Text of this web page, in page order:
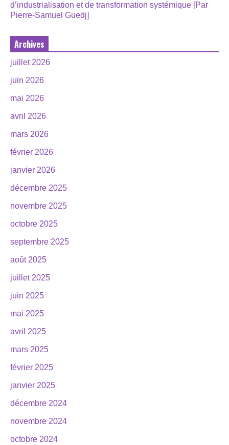
d’industrialisation et de transformation systémique [Par
Pierre-Samuel Guedj]
Archives
juillet 2026
juin 2026
mai 2026
avril 2026
mars 2026
février 2026
janvier 2026
décembre 2025
novembre 2025
octobre 2025
septembre 2025
août 2025
juillet 2025
juin 2025
mai 2025
avril 2025
mars 2025
février 2025
janvier 2025
décembre 2024
novembre 2024
octobre 2024